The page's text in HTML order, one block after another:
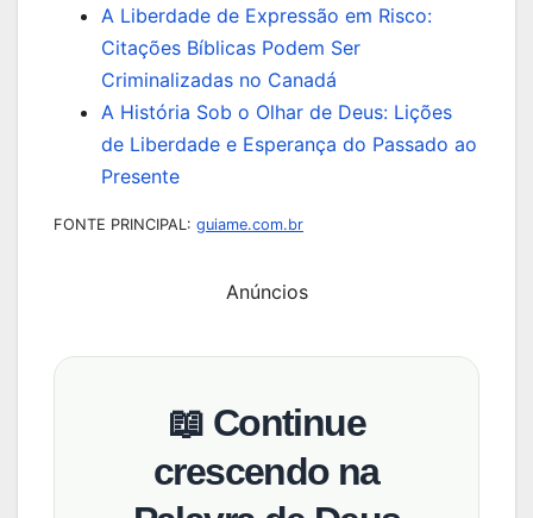
A Liberdade de Expressão em Risco:
Citações Bíblicas Podem Ser
Criminalizadas no Canadá
A História Sob o Olhar de Deus: Lições
de Liberdade e Esperança do Passado ao
Presente
FONTE PRINCIPAL: guiame.com.br
Anúncios
📖 Continue
crescendo na